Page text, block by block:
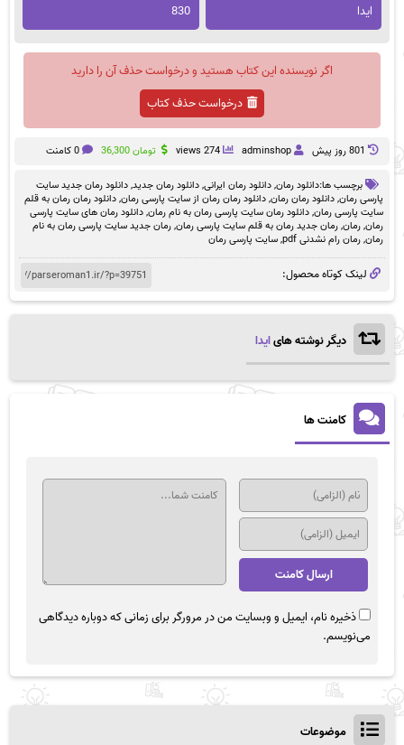
ایدا 830
اگر نویسنده این کتاب هستید و درخواست حذف آن را دارید
درخواست حذف کتاب
801 روز پيش adminshop
274 views تومان36,300 0 کامنت
برچسب ها:دانلود رمان,دانلود رمان ایرانی,دانلود رمان جدید,دانلود رمان جدید سایت
پارسی رمان,دانلود رمان رمان,دانلود رمان رمان از سایت پارسی رمان,دانلود رمان رمان به قلم
سایت پارسی رمان,دانلود رمان سایت پارسی رمان به نام رمان,دانلود رمان های سایت پارسی
رمان,رمان,رمان جدید رمان به قلم سایت پارسی رمان,رمان جدید سایت پارسی رمان به نام
رمان,رمان رام نشدنی pdf ,سایت پارسی رمان
لینک کوتاه محصول:
دیگر نوشته هایایدا
کامنت ها
ذخیره نام، ایمیل و وبسایت من در مرورگر برای زمانی که دوباره دیدگاهی
می‌نویسم.
موضوعات